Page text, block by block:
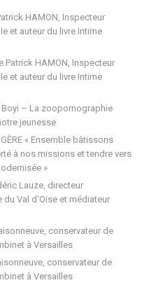
HAMON, Inspecteur
et auteur du livre Intime
Patrick HAMON, Inspecteur
et auteur du livre Intime
– La zoopornographie
jeunesse
« Ensemble bâtissons
à nos missions et tendre vers
»
Lauze, directeur
Val d’Oise et médiateur
conservateur de
à Versailles
conservateur de
à Versailles